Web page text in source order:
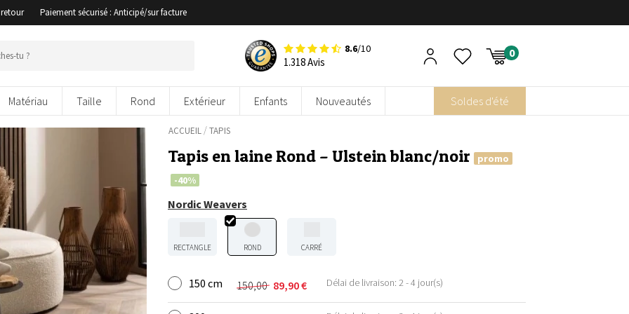
Paiement sécurisé : Anticipé/sur facture
8.6/10
1.318 Avis
Matériau Taille Rond Extérieur Enfants Nouveautés Soldes d'été
ACCUEIL/TAPIS
Tapis en laine Rond – Ulstein blanc/noir
promo
-40%
Nordic Weavers
RECTANGLE ROND CARRÉ
150 cm 150,00
Le
prix
89,90€
Le
prix
Délai de livraison: 2 - 4 jour(s)